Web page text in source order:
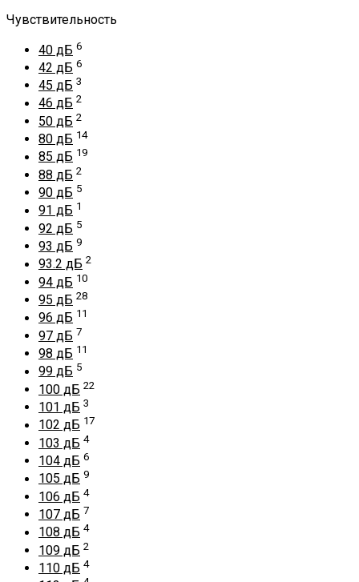
Чувствительность
40 дБ 6
42 дБ 6
45 дБ 3
46 дБ 2
50 дБ 2
80 дБ 14
85 дБ 19
88 дБ 2
90 дБ 5
91 дБ 1
92 дБ 5
93 дБ 9
93.2 дБ 2
94 дБ 10
95 дБ 28
96 дБ 11
97 дБ 7
98 дБ 11
99 дБ 5
100 дБ 22
101 дБ 3
102 дБ 17
103 дБ 4
104 дБ 6
105 дБ 9
106 дБ 4
107 дБ 7
108 дБ 4
109 дБ 2
110 дБ 4